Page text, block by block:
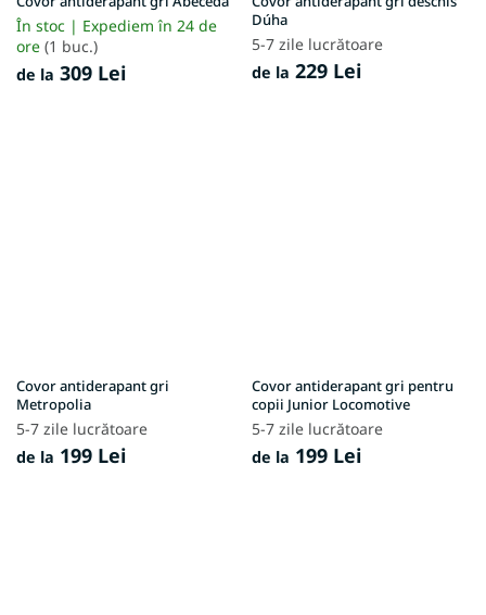
În stoc | Expediem în 24 de
ore (1 buc.)
de la 309 Lei
Dúha
5-7 zile lucrătoare
de la 229 Lei
Covor antiderapant gri
Metropolia
5-7 zile lucrătoare
de la 199 Lei
Covor antiderapant gri pentru
copii Junior Locomotive
5-7 zile lucrătoare
de la 199 Lei